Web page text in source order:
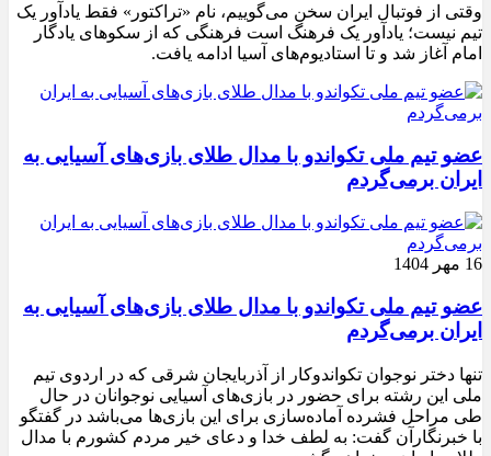
وقتی از فوتبال ایران سخن می‌گوییم، نام «تراکتور» فقط یادآور یک
تیم نیست؛ یادآور یک فرهنگ است فرهنگی که از سکوهای یادگار
امام آغاز شد و تا استادیوم‌های آسیا ادامه یافت.
عضو تیم ملی تکواندو با مدال طلای بازی‌های آسیایی به
ایران برمی‌گردم
16 مهر 1404
عضو تیم ملی تکواندو با مدال طلای بازی‌های آسیایی به
ایران برمی‌گردم
تنها دختر نوجوان تکواندوکار از آذربایجان شرقی که در اردوی تیم
ملی این رشته برای حضور در بازی‌های آسیایی نوجوانان در حال
طی مراحل فشرده آماده‌سازی برای این بازی‌ها می‌باشد در گفتگو
با خبرنگارآن گفت: به لطف خدا و دعای خیر مردم کشورم با مدال